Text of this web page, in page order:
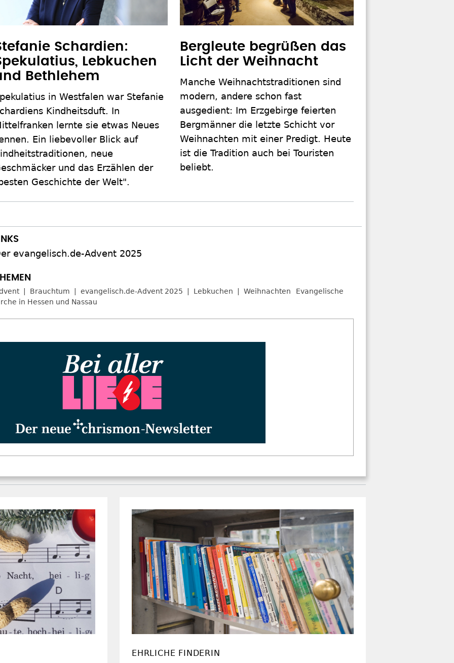
Schardien:
Lebkuchen
Bethlehem
in Westfalen war Stefanie
Kindheitsduft. In
lernte sie etwas Neues
Ein liebevoller Blick auf
neue
und das Erzählen der
Geschichte der Welt".
Bergleute begrüßen das
Licht der Weihnacht
Manche Weihnachtstraditionen sind
modern, andere schon fast
ausgedient: Im Erzgebirge feierten
Bergmänner die letzte Schicht vor
Weihnachten mit einer Predigt. Heute
ist die Tradition auch bei Touristen
beliebt.
evangelisch.de-Advent 2025
Brauchtum evangelisch.de-Advent 2025 Lebkuchen Weihnachten
Evangelische
in Hessen und Nassau